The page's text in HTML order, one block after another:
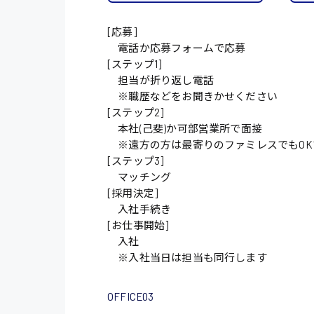
配送・ドライバー
[応募]
電話か応募フォームで応募
[ステップ1]
担当が折り返し電話
※職歴などをお聞きかせください
[ステップ2]
本社(己斐)か可部営業所で面接
※遠方の方は最寄りのファミレスでもOK
[ステップ3]
マッチング
[採用決定]
入社手続き
[お仕事開始]
入社
※入社当日は担当も同行します
OFFICE03